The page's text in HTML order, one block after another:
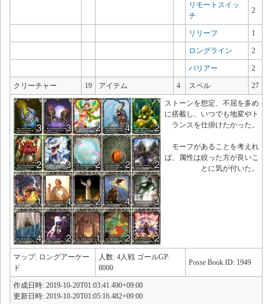
リモートスイッ
チ
2
リリーフ 1
ロングライン 2
バリアー 2
クリーチャー 19 アイテム 4 スペル 27
ストーンを想定、不屈を多め
に搭載し、いつでも地変やト
ランスを仕掛けたかった。
モーフがあることを考えれ
ば、属性は絞った方が良いこ
とに気が付いた。
マップ: ロングアーケー
ド
人数: 4人戦 ゴールGP:
8000
Posse Book ID: 1949
作成日時: 2019-10-20T01:03:41.490+09:00
更新日時: 2019-10-20T01:05:16.482+09:00